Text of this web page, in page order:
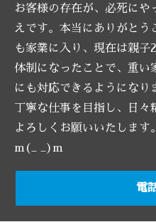
お客様の存在が、必死にや
えです。本当にありがと
も家業に入り、現在は親子
体制になったことで、重い
にも対応できるようになり
丁寧な仕事を目指し、日
よろしくお願いいたします。
m(_ _)m
電